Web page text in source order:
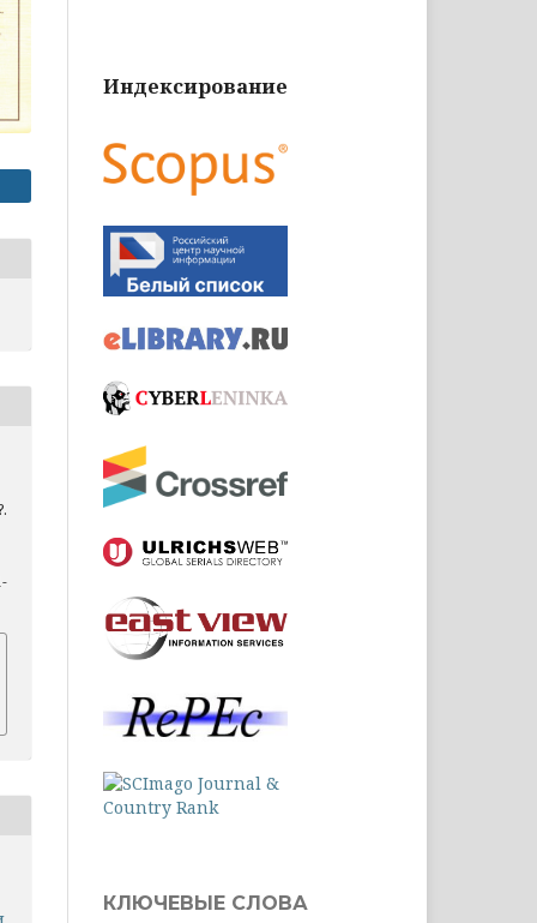
Индексирование
КЛЮЧЕВЫЕ СЛОВА